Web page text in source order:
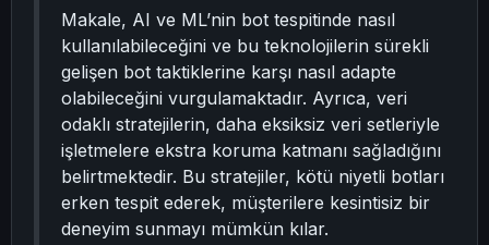
Makale, AI ve ML’nin bot tespitinde nasıl
kullanılabileceğini ve bu teknolojilerin sürekli
gelişen bot taktiklerine karşı nasıl adapte
olabileceğini vurgulamaktadır. Ayrıca, veri
odaklı stratejilerin, daha eksiksiz veri setleriyle
işletmelere ekstra koruma katmanı sağladığını
belirtmektedir. Bu stratejiler, kötü niyetli botları
erken tespit ederek, müşterilere kesintisiz bir
deneyim sunmayı mümkün kılar.